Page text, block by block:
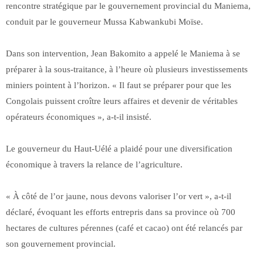
rencontre stratégique par le gouvernement provincial du Maniema,
conduit par le gouverneur Mussa Kabwankubi Moïse.
Dans son intervention, Jean Bakomito a appelé le Maniema à se
préparer à la sous-traitance, à l’heure où plusieurs investissements
miniers pointent à l’horizon. « Il faut se préparer pour que les
Congolais puissent croître leurs affaires et devenir de véritables
opérateurs économiques », a-t-il insisté.
Le gouverneur du Haut-Uélé a plaidé pour une diversification
économique à travers la relance de l’agriculture.
« À côté de l’or jaune, nous devons valoriser l’or vert », a-t-il
déclaré, évoquant les efforts entrepris dans sa province où 700
hectares de cultures pérennes (café et cacao) ont été relancés par
son gouvernement provincial.